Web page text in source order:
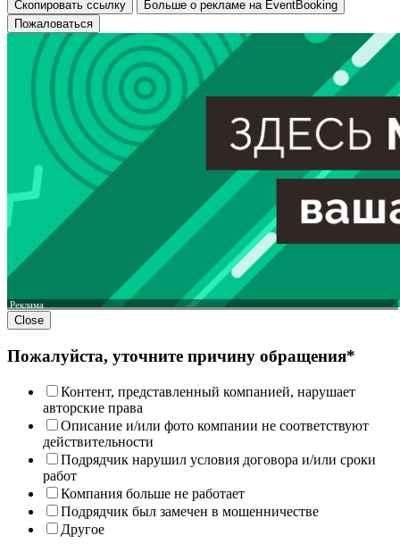
Скопировать ссылку
Больше о рекламе на EventBooking
Пожаловаться
Реклама
Close
Пожалуйста, уточните причину обращения*
Контент, представленный компанией, нарушает
авторские права
Описание и/или фото компании не соответствуют
действительности
Подрядчик нарушил условия договора и/или сроки
работ
Компания больше не работает
Подрядчик был замечен в мошенничестве
Другое